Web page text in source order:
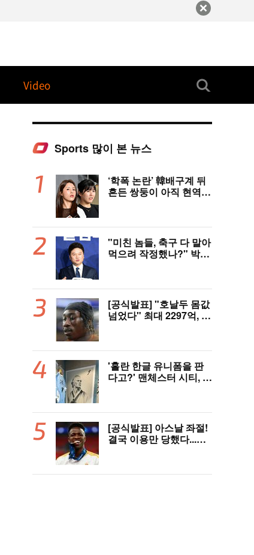
Video
Sports 많이 본 뉴스
‘학폭 논란’ 韓배구계 뒤
흔든 쌍둥이 아직 현역이
정
"미친 놈들, 축구 다 말아
먹으려 작정했나?" 박문
"국제적 망신, 국제 문제
될 수도"
[공식발표] "호날두 몸값
넘었다" 최대 2297억, 초
다..."구단 역사상 가장
비싼 영입"
'홀란 한글 유니폼을 판
다고?' 맨체스터 시티, 팝
[공식발표] 아스날 좌절!
결국 이용만 당했다...비
적 잔류 "2032년까지 재